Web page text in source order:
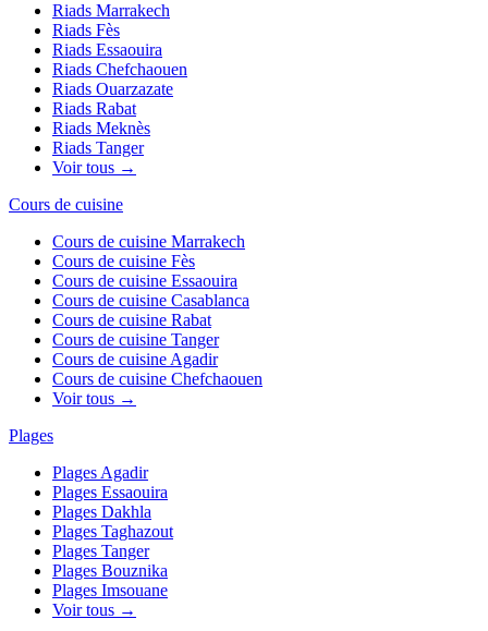
Riads Marrakech
Riads Fès
Riads Essaouira
Riads Chefchaouen
Riads Ouarzazate
Riads Rabat
Riads Meknès
Riads Tanger
Voir tous →
Cours de cuisine
Cours de cuisine Marrakech
Cours de cuisine Fès
Cours de cuisine Essaouira
Cours de cuisine Casablanca
Cours de cuisine Rabat
Cours de cuisine Tanger
Cours de cuisine Agadir
Cours de cuisine Chefchaouen
Voir tous →
Plages
Plages Agadir
Plages Essaouira
Plages Dakhla
Plages Taghazout
Plages Tanger
Plages Bouznika
Plages Imsouane
Voir tous →